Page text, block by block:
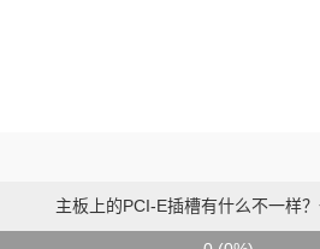
主板上的PCI-E插槽有什么不一样